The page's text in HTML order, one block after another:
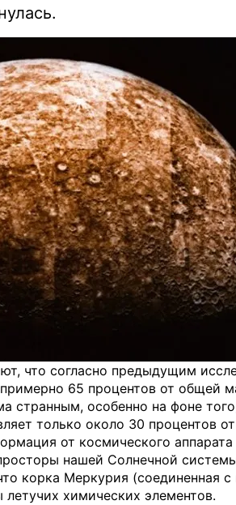
что согласно предыдущим
65 процентов от общей
странным, особенно на фоне
только около 30 процентов
от космического аппарата
нашей Солнечной
корка Меркурия (соединенная
химических элементов.